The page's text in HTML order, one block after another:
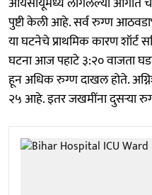
पुष्टी केली आहे. सर्व रुग्ण
या घटनेचे प्राथमिक कारण
घटना आज पहाटे ३:२० वाजता
हून अधिक रुग्ण दाखल होते.
२५ आहे. इतर जखमींना दुसऱ्या